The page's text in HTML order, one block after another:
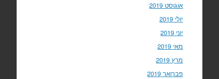
אוגוסט 2019
יולי 2019
יוני 2019
מאי 2019
מרץ 2019
פברואר 2019